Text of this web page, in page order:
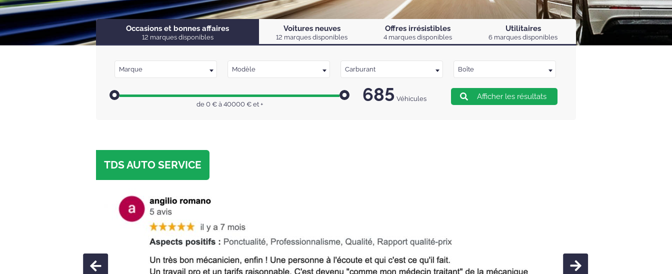
Occasions et bonnes affaires
12 marques disponibles
Voitures neuves
12 marques disponibles
Offres irrésistibles
4 marques disponibles
Utilitaires
6 marques disponibles
Marque Modèle Carburant Boîte
de 0€ à 40000€ et + 685 Véhicules
TDS AUTO SERVICE